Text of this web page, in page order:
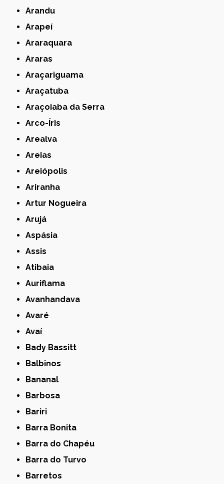
Arandu
Arapeí
Araraquara
Araras
Araçariguama
Araçatuba
Araçoiaba da Serra
Arco-Íris
Arealva
Areias
Areiópolis
Ariranha
Artur Nogueira
Arujá
Aspásia
Assis
Atibaia
Auriflama
Avanhandava
Avaré
Avaí
Bady Bassitt
Balbinos
Bananal
Barbosa
Bariri
Barra Bonita
Barra do Chapéu
Barra do Turvo
Barretos